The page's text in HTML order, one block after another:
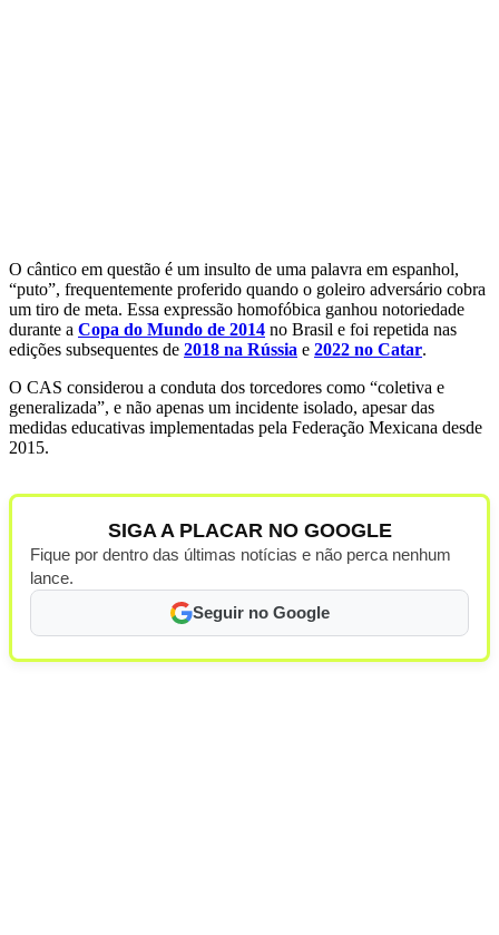
O cântico em questão é um insulto de uma palavra em espanhol,
“puto”, frequentemente proferido quando o goleiro adversário cobra
um tiro de meta. Essa expressão homofóbica ganhou notoriedade
durante a Copa do Mundo de 2014 no Brasil e foi repetida nas
edições subsequentes de 2018 na Rússia e 2022 no Catar.
O CAS considerou a conduta dos torcedores como “coletiva e
generalizada”, e não apenas um incidente isolado, apesar das
medidas educativas implementadas pela Federação Mexicana desde
2015.
SIGA A PLACAR NO GOOGLE
Fique por dentro das últimas notícias e não perca nenhum
lance.
Seguir no Google